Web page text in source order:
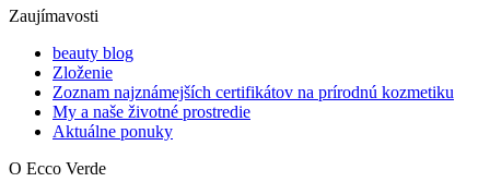
Zaujímavosti
beauty blog
Zloženie
Zoznam najznámejších certifikátov na prírodnú kozmetiku
My a naše životné prostredie
Aktuálne ponuky
O Ecco Verde